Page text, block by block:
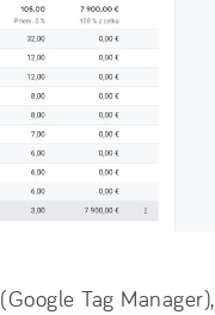
(Google Tag Manager),